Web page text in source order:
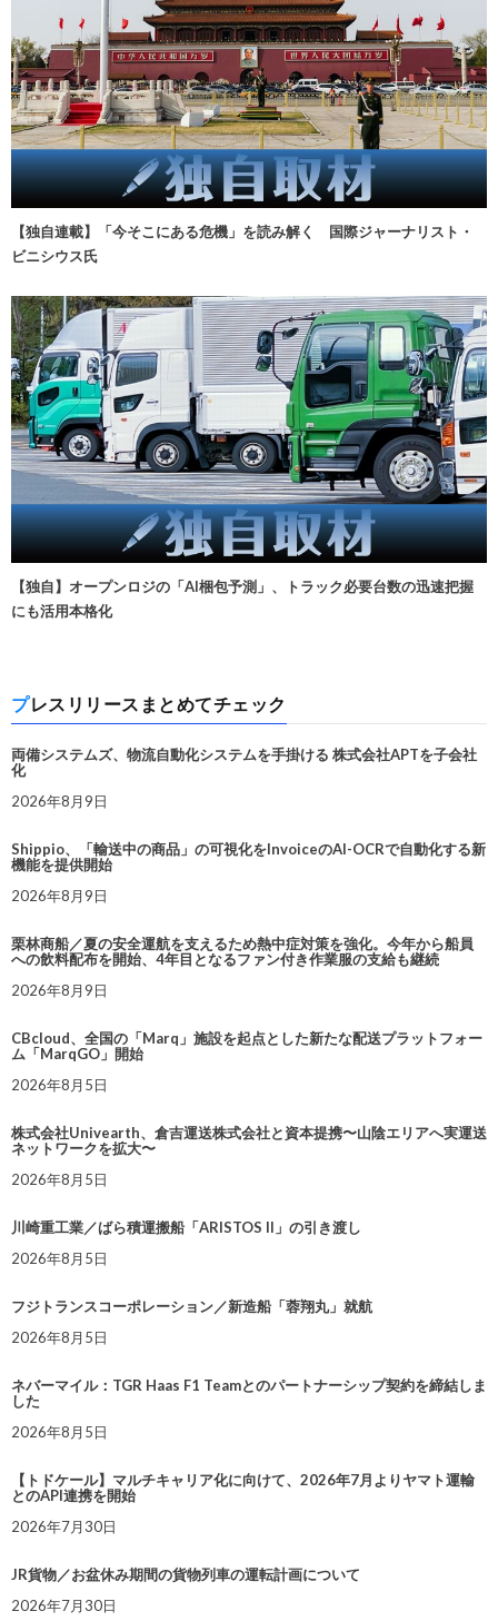
【独自連載】「今そこにある危機」を読み解く 国際ジャーナリスト・
ビニシウス氏
【独自】オープンロジの「AI梱包予測」、トラック必要台数の迅速把握
にも活用本格化
プレスリリースまとめてチェック
両備システムズ、物流自動化システムを手掛ける 株式会社APTを子会社
化
2026年8月9日
Shippio、「輸送中の商品」の可視化をInvoiceのAI-OCRで自動化する新
機能を提供開始
2026年8月9日
栗林商船／夏の安全運航を支えるため熱中症対策を強化。今年から船員
への飲料配布を開始、4年目となるファン付き作業服の支給も継続
2026年8月9日
CBcloud、全国の「Marq」施設を起点とした新たな配送プラットフォー
ム「MarqGO」開始
2026年8月5日
株式会社Univearth、倉吉運送株式会社と資本提携〜山陰エリアへ実運送
ネットワークを拡大〜
2026年8月5日
川崎重工業／ばら積運搬船「ARISTOS II」の引き渡し
2026年8月5日
フジトランスコーポレーション／新造船「蓉翔丸」就航
2026年8月5日
ネバーマイル：TGR Haas F1 Teamとのパートナーシップ契約を締結しま
した
2026年8月5日
【トドケール】マルチキャリア化に向けて、2026年7月よりヤマト運輸
とのAPI連携を開始
2026年7月30日
JR貨物／お盆休み期間の貨物列車の運転計画について
2026年7月30日